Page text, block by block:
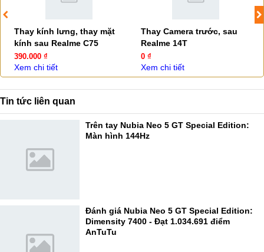
Thay kính lưng, thay mặt
kính sau Realme C75
390.000 ₫
Xem chi tiết
Thay Camera trước, sau
Realme 14T
0 ₫
Xem chi tiết
Tin tức liên quan
Trên tay Nubia Neo 5 GT Special Edition:
Màn hình 144Hz
Đánh giá Nubia Neo 5 GT Special Edition:
Dimensity 7400 - Đạt 1.034.691 điểm
AnTuTu